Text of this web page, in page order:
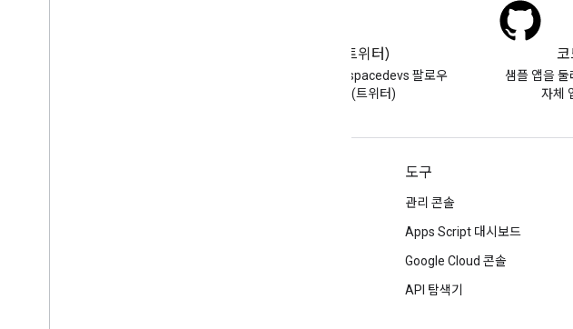
X(트위터)
X에서 @workspacedevs 팔로우
하기 (트위터)
샘플 앱을 둘
자체
도구
관리 콘솔
Apps Script 대시보드
Google Cloud 콘솔
API 탐색기